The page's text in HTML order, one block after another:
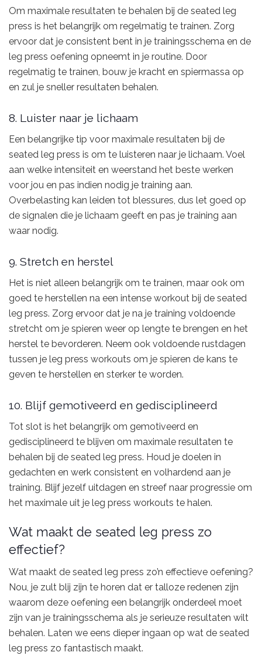
Om maximale resultaten te behalen bij de seated leg
press is het belangrijk om regelmatig te trainen. Zorg
ervoor dat je consistent bent in je trainingsschema en de
leg press oefening opneemt in je routine. Door
regelmatig te trainen, bouw je kracht en spiermassa op
en zul je sneller resultaten behalen.
8. Luister naar je lichaam
Een belangrijke tip voor maximale resultaten bij de
seated leg press is om te luisteren naar je lichaam. Voel
aan welke intensiteit en weerstand het beste werken
voor jou en pas indien nodig je training aan.
Overbelasting kan leiden tot blessures, dus let goed op
de signalen die je lichaam geeft en pas je training aan
waar nodig.
9. Stretch en herstel
Het is niet alleen belangrijk om te trainen, maar ook om
goed te herstellen na een intense workout bij de seated
leg press. Zorg ervoor dat je na je training voldoende
stretcht om je spieren weer op lengte te brengen en het
herstel te bevorderen. Neem ook voldoende rustdagen
tussen je leg press workouts om je spieren de kans te
geven te herstellen en sterker te worden.
10. Blijf gemotiveerd en gedisciplineerd
Tot slot is het belangrijk om gemotiveerd en
gedisciplineerd te blijven om maximale resultaten te
behalen bij de seated leg press. Houd je doelen in
gedachten en werk consistent en volhardend aan je
training. Blijf jezelf uitdagen en streef naar progressie om
het maximale uit je leg press workouts te halen.
Wat maakt de seated leg press zo
effectief?
Wat maakt de seated leg press zo’n effectieve oefening?
Nou, je zult blij zijn te horen dat er talloze redenen zijn
waarom deze oefening een belangrijk onderdeel moet
zijn van je trainingsschema als je serieuze resultaten wilt
behalen. Laten we eens dieper ingaan op wat de seated
leg press zo fantastisch maakt.